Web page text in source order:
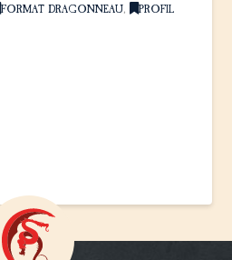
FORMAT DRAGONNEAU, PROFIL